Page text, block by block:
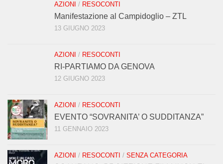
AZIONI / RESOCONTI
Manifestazione al Campidoglio – ZTL
13 GIUGNO 2023
AZIONI / RESOCONTI
RI-PARTIAMO DA GENOVA
12 GIUGNO 2023
AZIONI / RESOCONTI
EVENTO “SOVRANITA’ O SUDDITANZA”
11 GENNAIO 2023
AZIONI / RESOCONTI / SENZA CATEGORIA